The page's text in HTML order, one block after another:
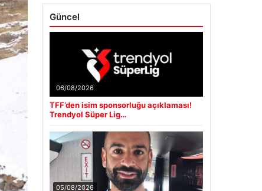
Güncel
06/08/2026
TFF’den isim sponsorluğu açıklaması!
Trendyol Süper Lig…
05/08/2026